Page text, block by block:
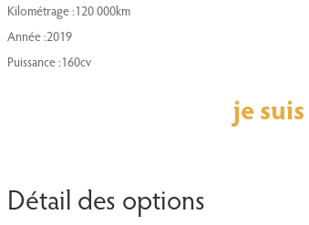
Kilométrage :120 000km
Année :2019
Puissance :160cv
je
Détail des options